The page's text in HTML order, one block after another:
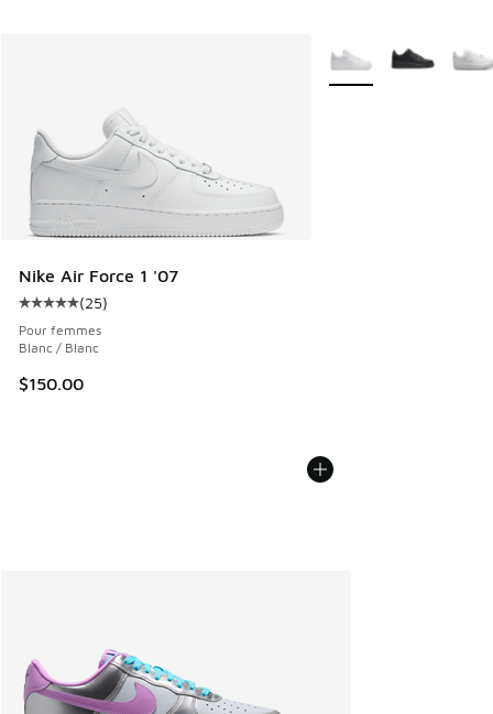
Nike Air Force 1 '07
Cote moyenne du client - [5 sur 5 étoiles], 25
(25)
Pour femmes
Blanc / Blanc
$150.00
Plus de couleurs